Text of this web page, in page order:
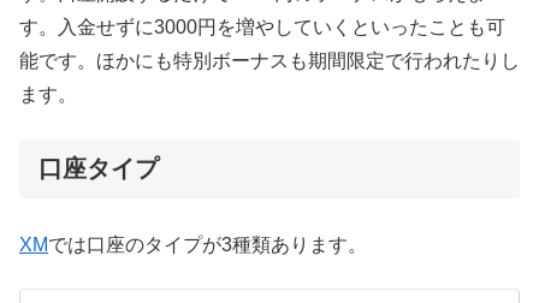
す。入金せずに3000円を増やしていくといったことも可
能です。ほかにも特別ボーナスも期間限定で行われたりし
ます。
口座タイプ
XMでは口座のタイプが3種類あります。